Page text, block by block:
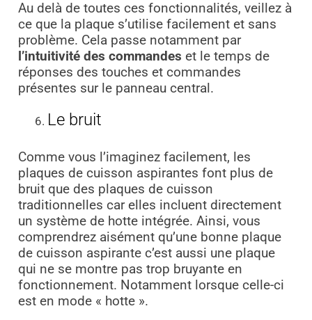
Au delà de toutes ces fonctionnalités, veillez à
ce que la plaque s’utilise facilement et sans
problème. Cela passe notamment par
l’intuitivité des commandes et le temps de
réponses des touches et commandes
présentes sur le panneau central.
Le bruit
Comme vous l’imaginez facilement, les
plaques de cuisson aspirantes font plus de
bruit que des plaques de cuisson
traditionnelles car elles incluent directement
un système de hotte intégrée. Ainsi, vous
comprendrez aisément qu’une bonne plaque
de cuisson aspirante c’est aussi une plaque
qui ne se montre pas trop bruyante en
fonctionnement. Notamment lorsque celle-ci
est en mode « hotte ».